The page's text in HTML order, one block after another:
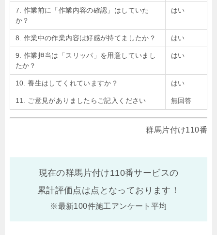
7. 作業前に「作業内容の確認」はしていた
か？
はい
8. 作業中の作業内容は好感が持てましたか？ はい
9. 作業担当は「スリッパ」を用意していまし
たか？
はい
10. 養生はしてくれていますか？ はい
11. ご意見がありましたらご記入ください 無回答
群馬片付け110番
現在の群馬片付け110番サービスの
累計評価点は点となっております！
※最新100件施工アンケート平均